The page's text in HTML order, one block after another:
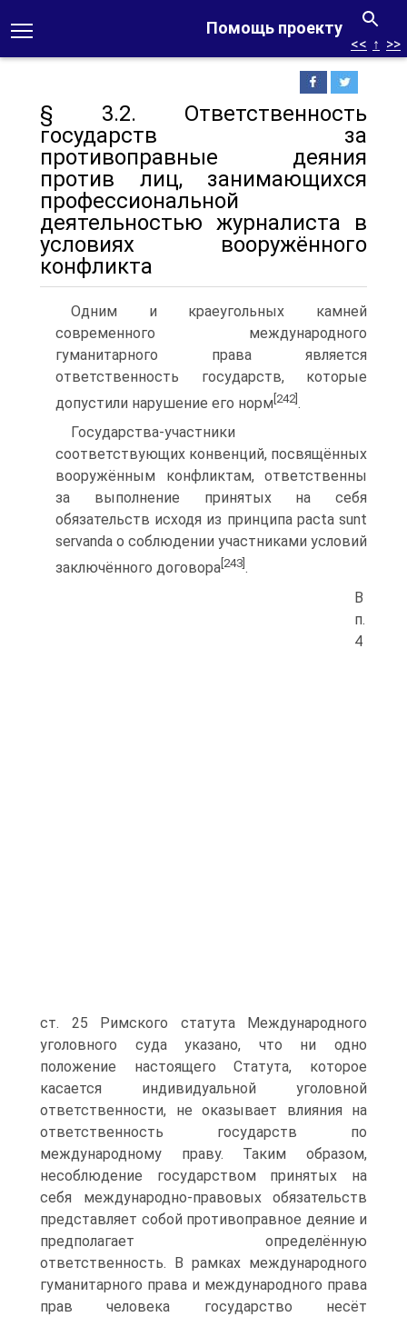
Помощь проекту
<< ↑ >>
§ 3.2. Ответственность
государств за
противоправные деяния
против лиц, занимающихся
профессиональной
деятельностью журналиста в
условиях вооружённого
конфликта
Одним и краеугольных камней
современного международного
гуманитарного права является
ответственность государств, которые
допустили нарушение его норм [242].
Государства-участники
соответствующих конвенций, посвящённых
вооружённым конфликтам, ответственны
за выполнение принятых на себя
обязательств исходя из принципа pacta sunt
servanda о соблюдении участниками условий
заключённого договора [243] .
В
п.
4
ст. 25 Римского статута Международного
уголовного суда указано, что ни одно
положение настоящего Статута, которое
касается индивидуальной уголовной
ответственности, не оказывает влияния на
ответственность государств по
международному праву. Таким образом,
несоблюдение государством принятых на
себя международно-правовых обязательств
представляет собой противоправное деяние и
предполагает определённую
ответственность. В рамках международного
гуманитарного права и международного права
прав человека государство несёт